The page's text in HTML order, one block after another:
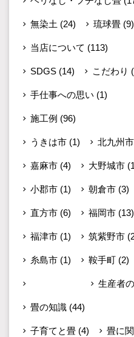
無染土 (24) 琉球畳 (9)
当店について (113)
SDGS (14) こだわり
手仕事への思い (1)
施工例 (96)
うきは市 (1) 北九州市
嘉麻市 (4) 大野城市
小郡市 (1) 朝倉市 (3)
直方市 (6) 福岡市 (13)
福津市 (1) 筑紫野市
糸島市 (1) 鞍手町 (2)
生産者
畳の知識 (44)
子育てと畳 (4) 畳に